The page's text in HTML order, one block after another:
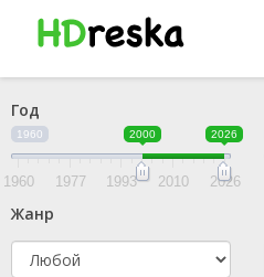
Год
1960 2000 2026
1960 1977 1993 2010 2026
Жанр